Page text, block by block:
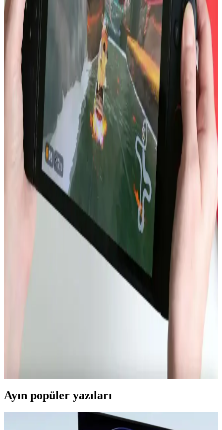
Intel ve LG Display'in Dizüstü Bilgisayar Batarya
Ömründe Apple Silicon ile Rekabeti
Intel ve LG Display'in düşük güç tüketimli ekran ve verimlilik
çekirdekleri, Windows dizüstü bilgisayarlarda batarya ömrünü
artırma potansiyeline sahip. Ancak yazılım ve donanım sorunları bu
avantajı sınırlıyor.
iPhone 13 Batarya Şişmesi: Nedenleri, Güvenlik
Riskleri ve Çözüm Yolları
iPhone 13 modellerinde artan batarya şişmesi vakaları, cihaz
güvenliği ve performansı açısından ciddi riskler taşır. Bu sorun,
üretim hataları ve kullanım koşullarıyla ilişkilidir. Batarya şişmesi
fark edildiğinde cihaz kapatılmalı ve profesyonel destek alınmalıdır.
Akıllı Telefonlarda Güçten Çok Verimlilik ve Uygun
Fiyatlı Çiplerin Önemi
Akıllı telefonlarda işlemci gücü artışı ısı ve enerji sorunları yaratıyor.
Daha verimli, termal yönetimi optimize edilmiş ve uygun fiyatlı
çipler ile batarya teknolojileri öncelik kazanıyor.
Dell XPS 14 2026 ve MacBook Air 15 M5 Batarya
Performansının Detaylı Karşılaştırması
Dell XPS 14 2026, büyük batarya kapasitesi ve VRR ekran
teknolojisi sayesinde MacBook Air 15 M5'e kıyasla web tarama
testinde üç kat daha uzun batarya ömrü sunuyor. İşletim sistemi ve
kullanım senaryoları ise performansı etkiliyor.
Nintendo Switch 2 Avrupa Modelinde Kullanıcı
Tarafından Değiştirilebilir Batarya Özelliği
Nintendo Switch 2'nin Avrupa versiyonu, AB'nin tamir edilebilirlik
Ayın popüler yazıları